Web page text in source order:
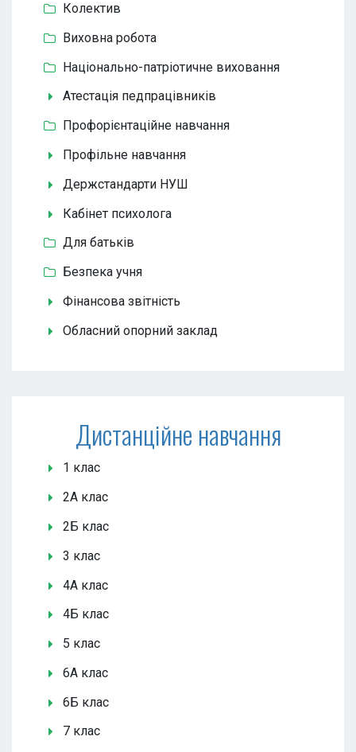
Колектив
Виховна робота
Національно-патріотичне виховання
Атестація педпрацівників
Профорієнтаційне навчання
Профільне навчання
Держстандарти НУШ
Кабінет психолога
Для батьків
Безпека учня
Фінансова звітність
Обласний опорний заклад
Дистанційне навчання
1 клас
2А клас
2Б клас
3 клас
4А клас
4Б клас
5 клас
6А клас
6Б клас
7 клас